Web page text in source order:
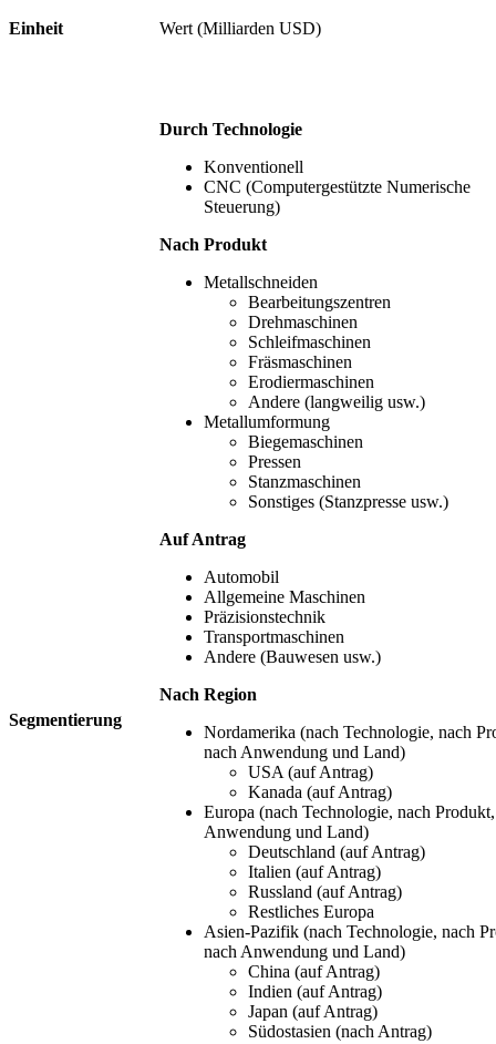
Einheit Wert (Milliarden USD)
Segmentierung
Durch Technologie
Konventionell
CNC (Computergestützte Numerische
Steuerung)
Nach Produkt
Metallschneiden
Bearbeitungszentren
Drehmaschinen
Schleifmaschinen
Fräsmaschinen
Erodiermaschinen
Andere (langweilig usw.)
Metallumformung
Biegemaschinen
Pressen
Stanzmaschinen
Sonstiges (Stanzpresse usw.)
Auf Antrag
Automobil
Allgemeine Maschinen
Präzisionstechnik
Transportmaschinen
Andere (Bauwesen usw.)
Nach Region
Nordamerika (nach Technologie, nach
nach Anwendung und Land)
USA (auf Antrag)
Kanada (auf Antrag)
Europa (nach Technologie, nach
Anwendung und Land)
Deutschland (auf Antrag)
Italien (auf Antrag)
Russland (auf Antrag)
Restliches Europa
Asien-Pazifik (nach Technologie, nach
nach Anwendung und Land)
China (auf Antrag)
Indien (auf Antrag)
Japan (auf Antrag)
Südostasien (nach Antrag)